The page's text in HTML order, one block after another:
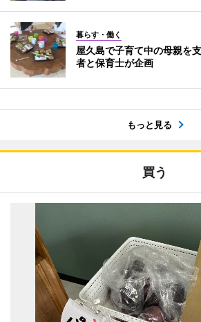
暮らす・働く
屋久島で子育て中の母親を
者と保育士が企画
もっと見る
買う